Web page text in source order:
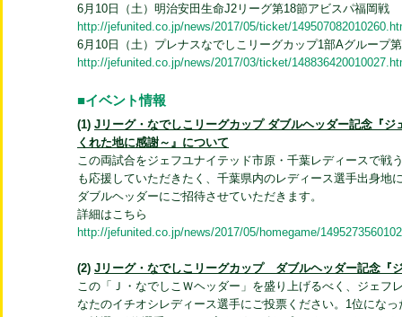
6月10日（土）明治安田生命J2リーグ第18節アビスパ福岡戦
http://jefunited.co.jp/news/2017/05/ticket/
6月10日（土）プレナスなでしこリーグカップ1部Aグループ
http://jefunited.co.jp/news/2017/03/ticket/
■イベント情報
(1) Jリーグ・なでしこリーグカップ ダブルヘッダー記念『
くれた地に感謝～』について
この両試合をジェフユナイテッド市原・千葉レディースで戦
も応援していただきたく、千葉県内のレディース選手出身地
ダブルヘッダーにご招待させていただきます。
詳細はこちら
http://jefunited.co.jp/news/2017/05/homegame/
(2) Jリーグ・なでしこリーグカップ ダブルヘッダー記念『
この「Ｊ・なでしこＷヘッダー」を盛り上げるべく、ジェフ
なたのイチオシレディース選手にご投票ください。1位にな